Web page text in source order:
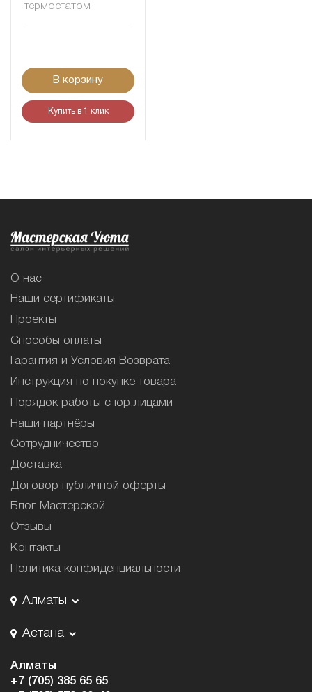
термостатом
В корзину
Купить в 1 клик
О нас
Наши сертификаты
Проекты
Способы оплаты
Гарантия и Условия Возврата
Инструкция по покупке товара
Порядок работы с юр.лицами
Наши партнёры
Сотрудничество
Доставка
Договор публичной оферты
Блог Мастерской
Отзывы
Контакты
Политика конфиденциальности
Алматы
Астана
Алматы
+7 (705) 385 65 65